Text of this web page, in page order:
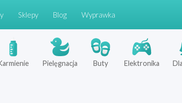
Sklepy Blog Wyprawka
Pielęgnacja Buty Elektronika